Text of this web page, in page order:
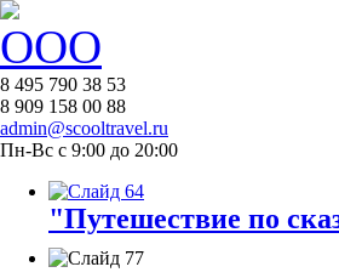
8 495 790 38 53
8 909 158 00 88
admin@scooltravel.ru
Пн-Вс с 9:00 до 20:00
"Путешествие по